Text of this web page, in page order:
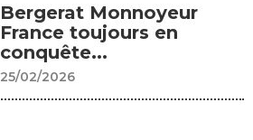
Bergerat Monnoyeur
France toujours en
conquête...
25/02/2026